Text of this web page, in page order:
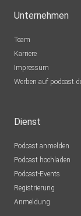
Unternehmen
Team
Karriere
Impressum
Werben auf
Dienst
Podcast anmelden
Podcast hochladen
Podcast-Events
Registrierung
Anmeldung